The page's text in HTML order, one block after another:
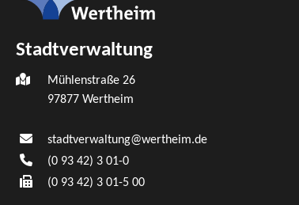
Stadtverwaltung
Mühlenstraße 26
97877 Wertheim
stadtverwaltung@wertheim.de
(0 93 42) 3 01-0
(0 93 42) 3 01-5 00